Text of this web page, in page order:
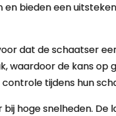
bieden een
dat de schaatser
waardoor de kans op
tijdens hun
hoge snelheden. De